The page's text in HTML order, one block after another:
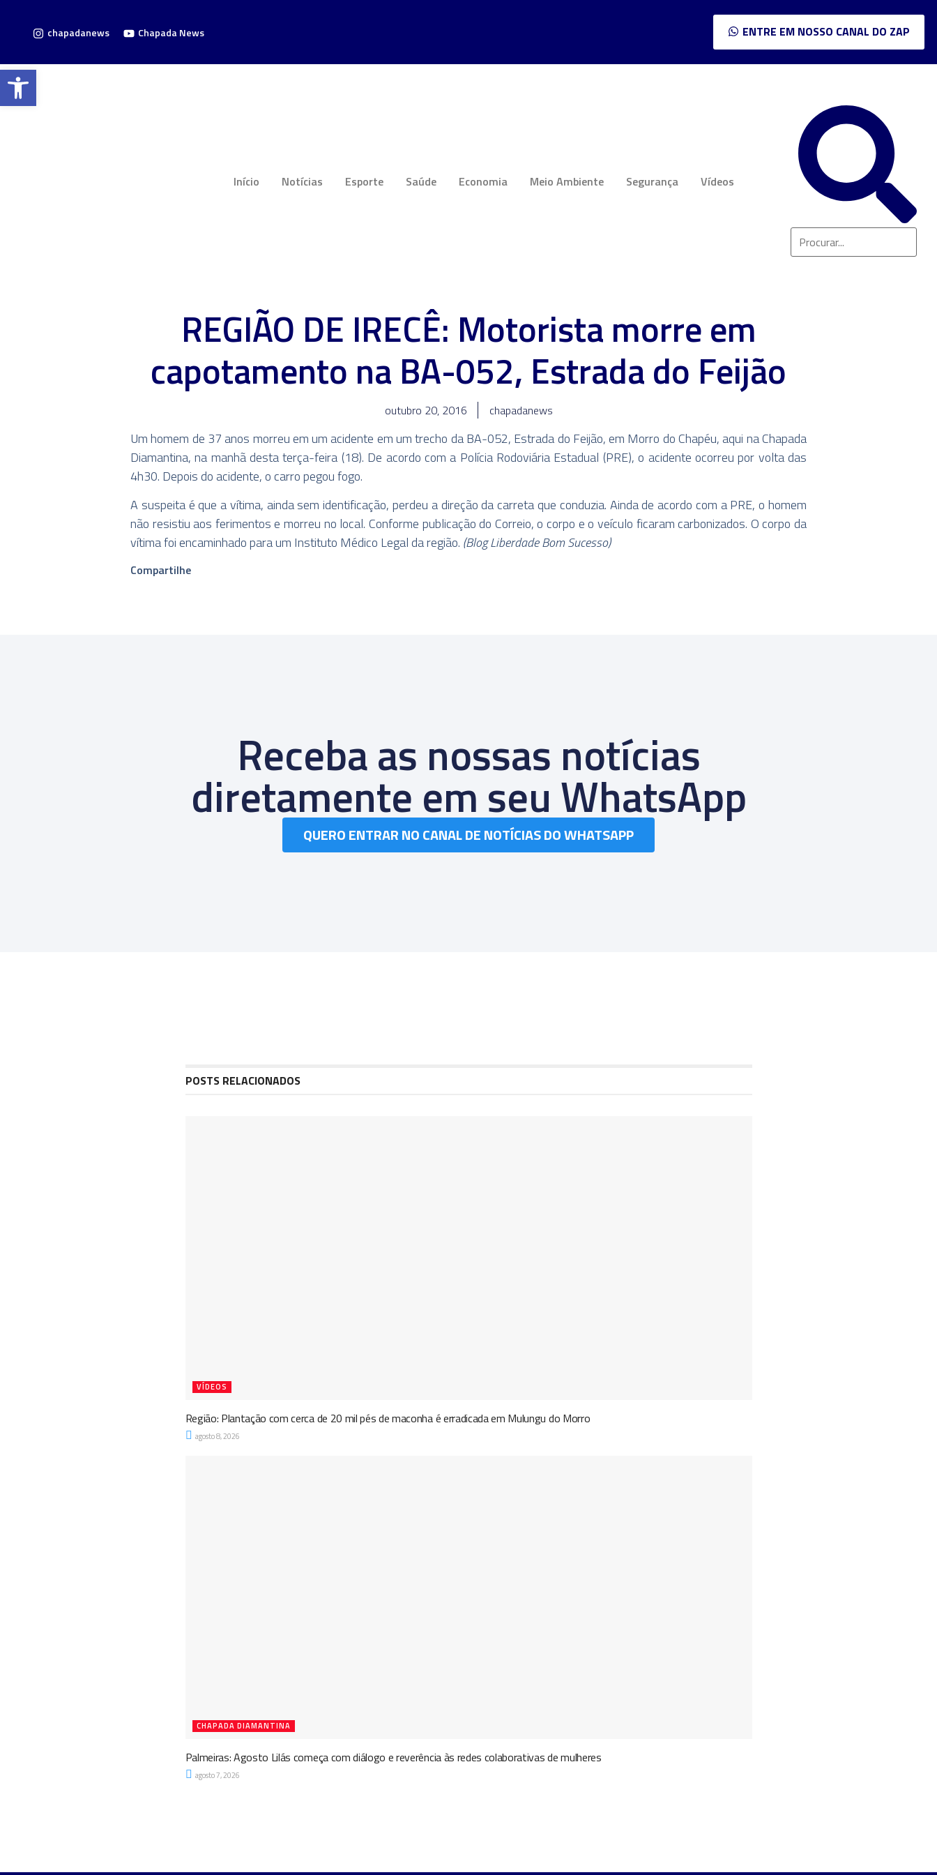
chapadanews Chapada News ENTRE EM NOSSO CANAL DO ZAP
Início Notícias Esporte Saúde Economia Meio Ambiente Segurança Vídeos
REGIÃO DE IRECÊ: Motorista morre em
capotamento na BA-052, Estrada do Feijão
outubro 20, 2016 chapadanews
Um homem de 37 anos morreu em um acidente em um trecho da BA-052, Estrada do Feijão, em Morro do Chapéu, aqui na Chapada
Diamantina, na manhã desta terça-feira (18). De acordo com a Polícia Rodoviária Estadual (PRE), o acidente ocorreu por volta das
4h30. Depois do acidente, o carro pegou fogo.
A suspeita é que a vítima, ainda sem identificação, perdeu a direção da carreta que conduzia. Ainda de acordo com a PRE, o homem
não resistiu aos ferimentos e morreu no local. Conforme publicação do Correio, o corpo e o veículo ficaram carbonizados. O corpo da
vítima foi encaminhado para um Instituto Médico Legal da região. (Blog Liberdade Bom Sucesso)
Compartilhe
Receba as nossas notícias
diretamente em seu WhatsApp
QUERO ENTRAR NO CANAL DE NOTÍCIAS DO WHATSAPP
POSTS RELACIONADOS
VÍDEOS
Região: Plantação com cerca de 20 mil pés de maconha é erradicada em Mulungu do Morro
agosto 8, 2026
CHAPADA DIAMANTINA
Palmeiras: Agosto Lilás começa com diálogo e reverência às redes colaborativas de mulheres
agosto 7, 2026
Barra de Ferramentas Aberta